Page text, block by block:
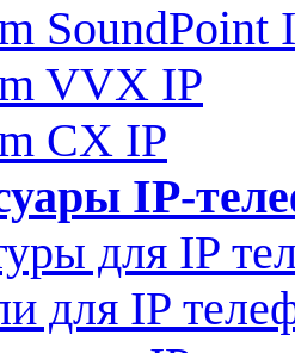
SoundPoint
VVX IP
CX IP
IP-
для IP
для IP